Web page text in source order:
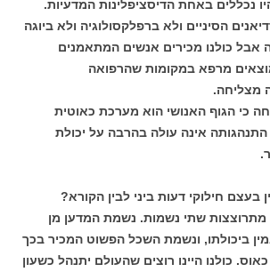
נכללים באחת הדיסציפלינות המדעיות.
הסיניים ולא ברפלקסולוגיה ולא ביוגה
אבל כולנו מכירים אנשים המתאמנים
מרפא במקומות שהרפואה
מצליחה.
כי הגוף האנושי הוא מערכת כאוטית
התנהגותה אינה עולה בהרבה על יכולת
בעצם חילוקי דעות ביני לבין הקורא?
מתרוצצות שתי נשמות. נשמת המדען מן
ביכולתו, ונשמת השכל הפשוט המכיר בכך
כולנו היינו רוצים שהעולם יתנהל כשעון